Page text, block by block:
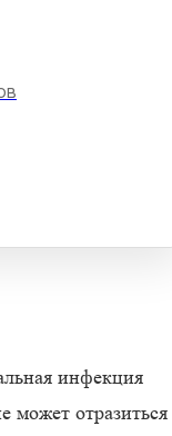
инфекция
может отразиться